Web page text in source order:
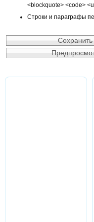
<blockquote> <code>
Строки и параграфы